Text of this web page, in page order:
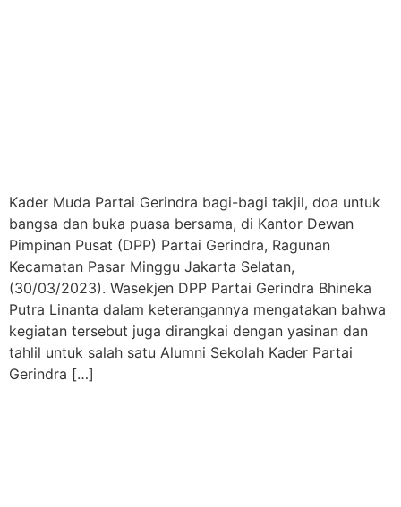
Kader Muda Partai Gerindra bagi-bagi takjil, doa untuk
bangsa dan buka puasa bersama, di Kantor Dewan
Pimpinan Pusat (DPP) Partai Gerindra, Ragunan
Kecamatan Pasar Minggu Jakarta Selatan,
(30/03/2023). Wasekjen DPP Partai Gerindra Bhineka
Putra Linanta dalam keterangannya mengatakan bahwa
kegiatan tersebut juga dirangkai dengan yasinan dan
tahlil untuk salah satu Alumni Sekolah Kader Partai
Gerindra […]